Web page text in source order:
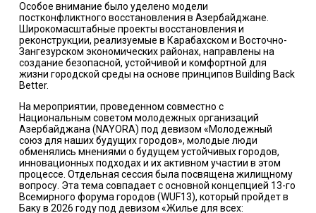
Особое внимание было уделено модели
постконфликтного восстановления в Азербайджане.
Широкомасштабные проекты восстановления и
реконструкции, реализуемые в Карабахском и Восточно-
Зангезурском экономических районах, направлены на
создание безопасной, устойчивой и комфортной для
жизни городской среды на основе принципов Building Back
Better.
На мероприятии, проведенном совместно с
Национальным советом молодежных организаций
Азербайджана (NAYORA) под девизом «Молодежный
союз для наших будущих городов», молодые люди
обменялись мнениями о будущем устойчивых городов,
инновационных подходах и их активном участии в этом
процессе. Отдельная сессия была посвящена жилищному
вопросу. Эта тема совпадает с основной концепцией 13-го
Всемирного форума городов (WUF13), который пройдет в
Баку в 2026 году под девизом «Жилье для всех: